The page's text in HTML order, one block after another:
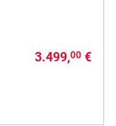
3.499,00€